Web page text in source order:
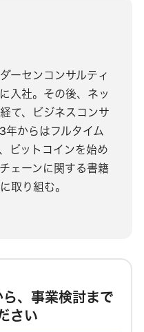
ーセンコンサルティ
入社。その後、ネッ
て、ビジネスコンサ
年からはフルタイム
ビットコインを始め
ェーンに関する書籍
取り組む。
、事業検討まで
さい